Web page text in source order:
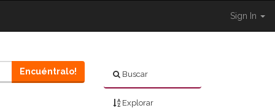
Sign In
Buscar
Explorar
Encuéntralo!